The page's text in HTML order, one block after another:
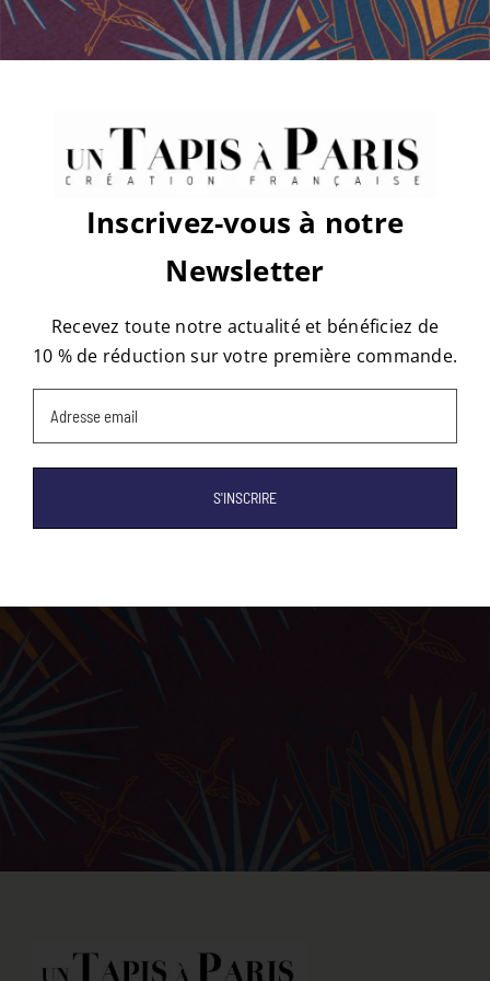
pourpre-
matiere
Facebook RedditLinkedInWhatsAppTumblrPinterest
Vk Email
À propos de l'auteur :tapis
Inscrivez-vous à notre
Newsletter
Recevez toute notre actualité et bénéficiez de
10 % de réduction sur votre première commande.